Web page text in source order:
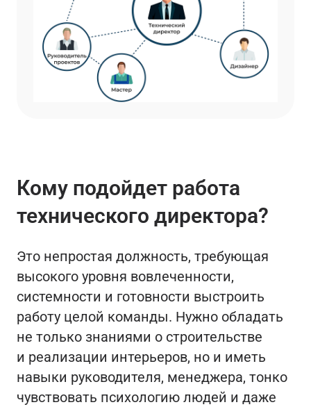
Кому подойдет работа
технического директора?
Это непростая должность, требующая
высокого уровня вовлеченности,
системности и готовности выстроить
работу целой команды. Нужно обладать
не только знаниями о строительстве
и реализации интерьеров, но и иметь
навыки руководителя, менеджера, тонко
чувствовать психологию людей и даже